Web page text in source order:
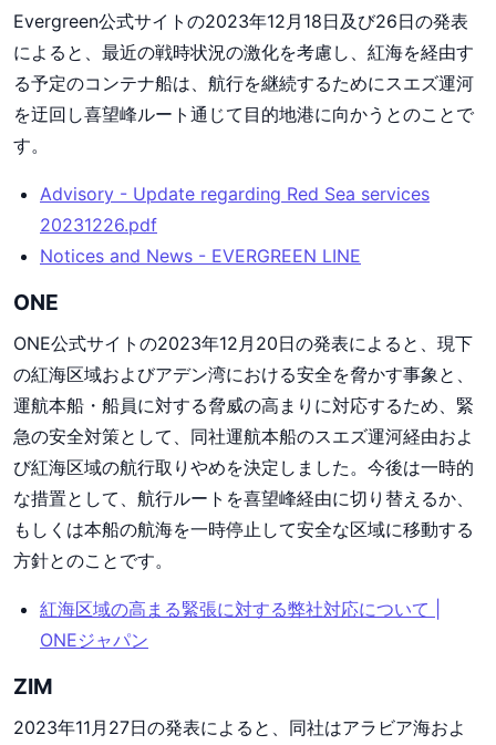
Evergreen公式サイトの2023年12月18日及び26日の発表
によると、最近の戦時状況の激化を考慮し、紅海を経由す
る予定のコンテナ船は、航行を継続するためにスエズ運河
を迂回し喜望峰ルート通じて目的地港に向かうとのことで
す。
Advisory - Update regarding Red Sea services
20231226.pdf
Notices and News - EVERGREEN LINE
ONE
ONE公式サイトの2023年12月20日の発表によると、現下
の紅海区域およびアデン湾における安全を脅かす事象と、
運航本船・船員に対する脅威の高まりに対応するため、緊
急の安全対策として、同社運航本船のスエズ運河経由およ
び紅海区域の航行取りやめを決定しました。今後は一時的
な措置として、航行ルートを喜望峰経由に切り替えるか、
もしくは本船の航海を一時停止して安全な区域に移動する
方針とのことです。
紅海区域の高まる緊張に対する弊社対応について |
ONEジャパン
ZIM
2023年11月27日の発表によると、同社はアラビア海およ